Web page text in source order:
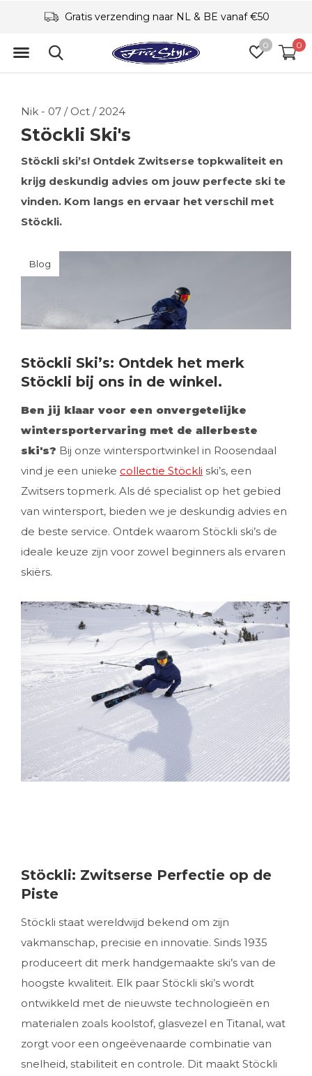
0 0
Specialisme
Nik - 07 / Oct / 2024
Stöckli Ski's
Stöckli ski’s! Ontdek Zwitserse topkwaliteit en
krijg deskundig advies om jouw perfecte ski te
vinden. Kom langs en ervaar het verschil met
Stöckli.
Blog
Stöckli Ski’s: Ontdek het merk
Stöckli bij ons in de winkel.
Ben jij klaar voor een onvergetelijke
wintersportervaring met de allerbeste
ski's? Bij onze wintersportwinkel in Roosendaal
vind je een unieke collectie Stöckli ski’s, een
Zwitsers topmerk. Als dé specialist op het gebied
van wintersport, bieden we je deskundig advies en
de beste service. Ontdek waarom Stöckli ski’s de
ideale keuze zijn voor zowel beginners als ervaren
skiërs.
Stöckli: Zwitserse Perfectie op de
Piste
Stöckli staat wereldwijd bekend om zijn
vakmanschap, precisie en innovatie. Sinds 1935
produceert dit merk handgemaakte ski’s van de
hoogste kwaliteit. Elk paar Stöckli ski’s wordt
ontwikkeld met de nieuwste technologieën en
materialen zoals koolstof, glasvezel en Titanal, wat
zorgt voor een ongeëvenaarde combinatie van
snelheid, stabiliteit en controle. Dit maakt Stöckli